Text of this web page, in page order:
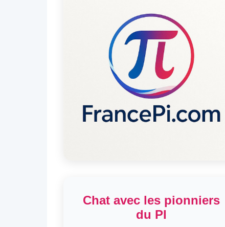
Chat avec les pionniers
du PI